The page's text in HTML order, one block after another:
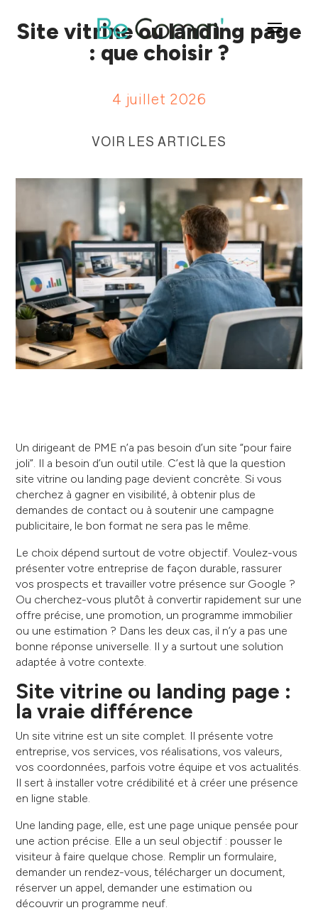
Site vitrine ou landing page
: que choisir ?
4 juillet 2026
VOIR LES ARTICLES
Un dirigeant de PME n’a pas besoin d’un site “pour faire
joli”. Il a besoin d’un outil utile. C’est là que la question
site vitrine ou landing page devient concrète. Si vous
cherchez à gagner en visibilité, à obtenir plus de
demandes de contact ou à soutenir une campagne
publicitaire, le bon format ne sera pas le même.
Le choix dépend surtout de votre objectif. Voulez-vous
présenter votre entreprise de façon durable, rassurer
vos prospects et travailler votre présence sur Google ?
Ou cherchez-vous plutôt à convertir rapidement sur une
offre précise, une promotion, un programme immobilier
ou une estimation ? Dans les deux cas, il n’y a pas une
bonne réponse universelle. Il y a surtout une solution
adaptée à votre contexte.
Site vitrine ou landing page :
la vraie différence
Un site vitrine est un site complet. Il présente votre
entreprise, vos services, vos réalisations, vos valeurs,
vos coordonnées, parfois votre équipe et vos actualités.
Il sert à installer votre crédibilité et à créer une présence
en ligne stable.
Une landing page, elle, est une page unique pensée pour
une action précise. Elle a un seul objectif : pousser le
visiteur à faire quelque chose. Remplir un formulaire,
demander un rendez-vous, télécharger un document,
réserver un appel, demander une estimation ou
découvrir un programme neuf.